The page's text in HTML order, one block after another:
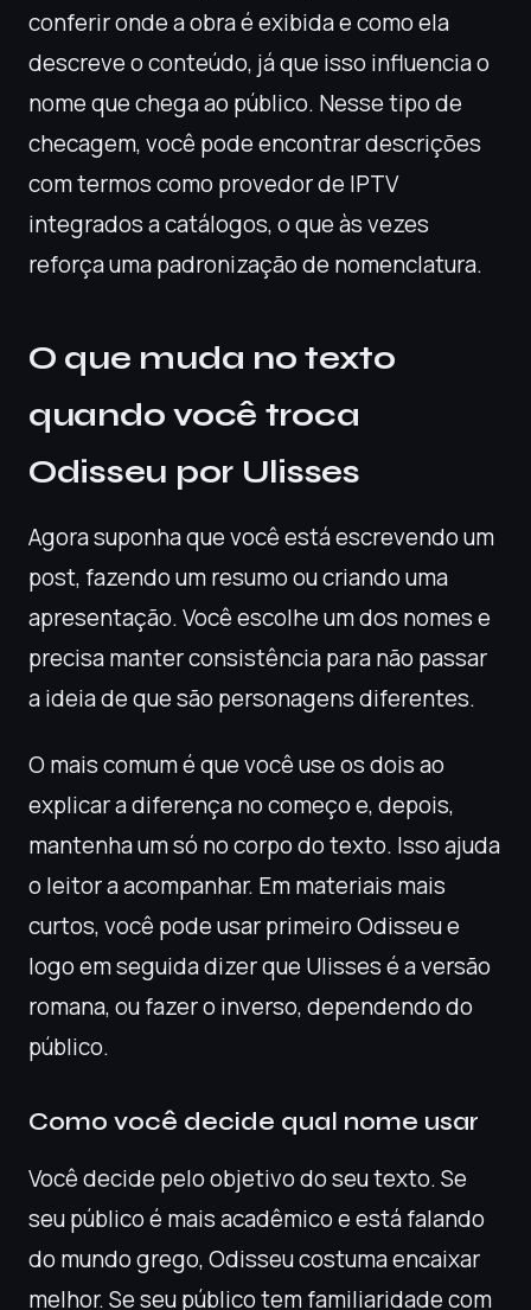
conferir onde a obra é exibida e como ela
descreve o conteúdo, já que isso influencia o
nome que chega ao público. Nesse tipo de
checagem, você pode encontrar descrições
com termos como provedor de IPTV
integrados a catálogos, o que às vezes
reforça uma padronização de nomenclatura.
O que muda no texto
quando você troca
Odisseu por Ulisses
Agora suponha que você está escrevendo um
post, fazendo um resumo ou criando uma
apresentação. Você escolhe um dos nomes e
precisa manter consistência para não passar
a ideia de que são personagens diferentes.
O mais comum é que você use os dois ao
explicar a diferença no começo e, depois,
mantenha um só no corpo do texto. Isso ajuda
o leitor a acompanhar. Em materiais mais
curtos, você pode usar primeiro Odisseu e
logo em seguida dizer que Ulisses é a versão
romana, ou fazer o inverso, dependendo do
público.
Como você decide qual nome usar
Você decide pelo objetivo do seu texto. Se
seu público é mais acadêmico e está falando
do mundo grego, Odisseu costuma encaixar
melhor. Se seu público tem familiaridade com